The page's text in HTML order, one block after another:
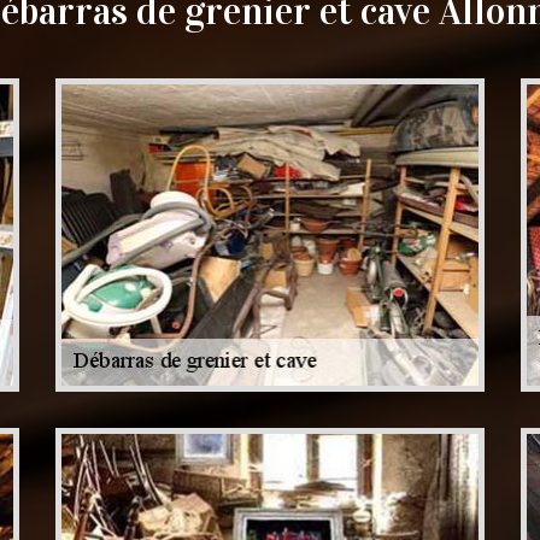
de grenier et cave